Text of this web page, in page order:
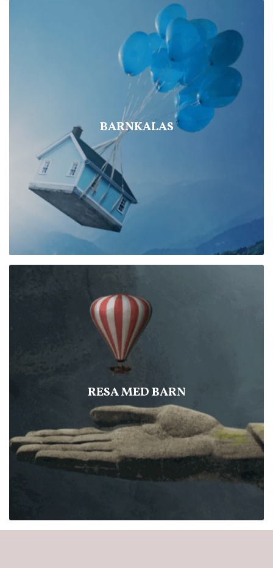
BARNKALAS
RESA MED BARN